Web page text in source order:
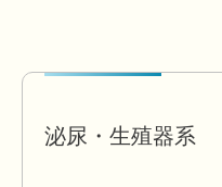
泌尿・生殖器系